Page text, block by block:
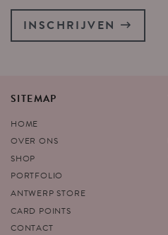
INSCHRIJVEN
SITEMAP
HOME
OVER ONS
SHOP
PORTFOLIO
ANTWERP STORE
CARD POINTS
CONTACT